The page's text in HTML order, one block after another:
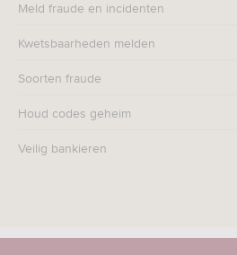
Meld fraude en incidenten
Kwetsbaarheden melden
Soorten fraude
Houd codes geheim
Veilig bankieren